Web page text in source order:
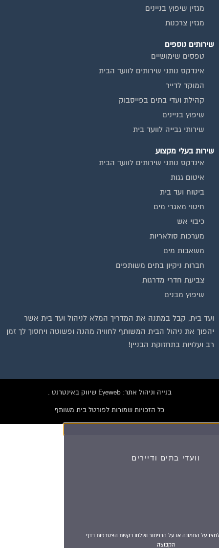
מגזין שיפוץ בניינים
מגזין צרכנות
שירותים נוספים
טפסים שימושיים
אינדקס נותני שירותים לוועד הבית
המוקד לדייר
קהילת ועדי בתים בפייסבוק
שיפוץ בניינים
שירותי גבייה לוועד בית
שירות בעלי מקצוע
אינדקס נותני שירותים לוועד הבית
איטום גגות
ביטוח ועד בית
חיטוי מאגרי מים
כיבוי אש
מערכות סולאריות
משאבות מים
חברות ניקיון בתים משותפים
צביעת חדרי מדרגות
שיפוץ מבנים
ועד בית, קבל במתנה את המדריך המלא לניהול ועד בית אשר
יהפוך את ניהול הבית המשותף לחוויה מהנה ופשוטה ויחסוך לך זמן
רב ועלויות בתחזוקת הבניין!
בנייה וניהול אתר: Eyeweb שיווק באינטרנט .
כל הזכויות שמורות לפורטל בית משותף
וועדי בתים ודיירים
להצטרפות לחצו על התמונה או על הכפתור ושלחו בקשת הצטרפות בדף